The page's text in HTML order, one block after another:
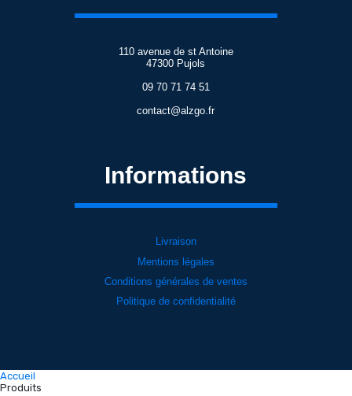
110 avenue de st Antoine
47300 Pujols
09 70 71 74 51
contact@alzgo.fr
Informations
Livraison
Mentions légales
Conditions générales de ventes
Politique de confidentialité
Accueil
Produits